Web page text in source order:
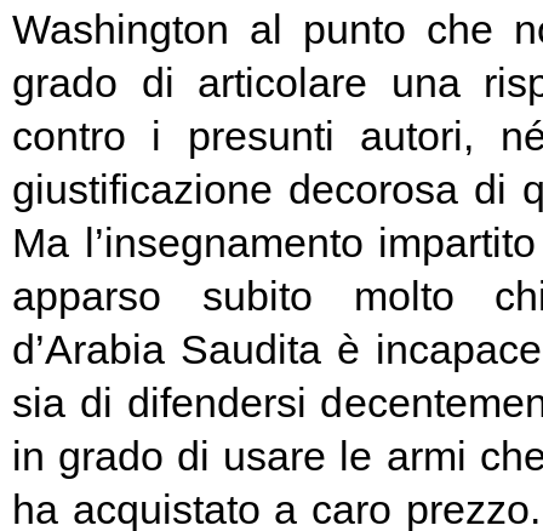
Washington al punto che
grado di articolare una
contro i presunti autori,
giustificazione decorosa di
Ma l’insegnamento
apparso subito molto
d’Arabia Saudita è
sia di difendersi
in grado di usare le armi
ha acquistato a caro